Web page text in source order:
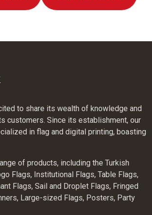
to share its wealth of knowledge and
customers. Since its establishment, our
in flag and digital printing, boasting
of products, including the Turkish
Flags, Institutional Flags, Table Flags,
Flags, Sail and Droplet Flags, Fringed
Large-sized Flags, Posters, Party